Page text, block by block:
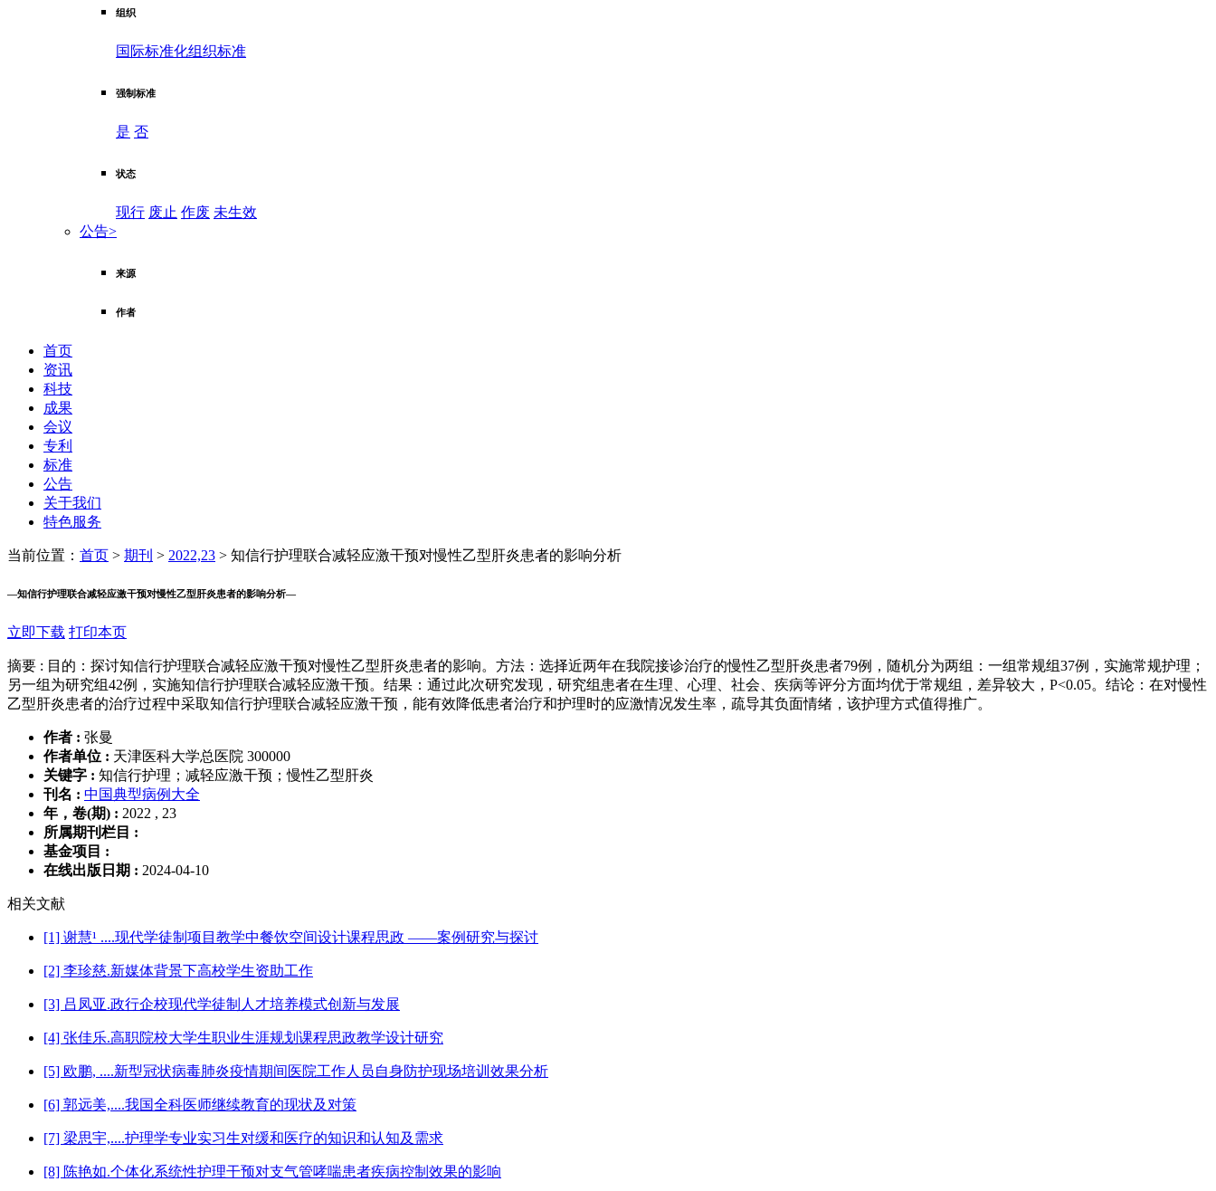
组织
国际标准化组织标准
强制标准
是 否
状态
现行 废止 作废 未生效
公告>
来源
作者
首页
资讯
科技
成果
会议
专利
标准
公告
关于我们
特色服务
当前位置： 首页 > 期刊 > 2022,23 > 知信行护理联合减轻应激干预对慢性乙型肝炎患者的影响分析
—知信行护理联合减轻应激干预对慢性乙型肝炎患者的影响分析—
立即下载 打印本页
摘要 : 目的：探讨知信行护理联合减轻应激干预对慢性乙型肝炎患者的影响。方法：选择近两年在我院接诊治疗的慢性乙型肝炎患者79例，随机分为两组：一组常规组37例，实施常规护理；
另一组为研究组42例，实施知信行护理联合减轻应激干预。结果：通过此次研究发现，研究组患者在生理、心理、社会、疾病等评分方面均优于常规组，差异较大，P<0.05。结论：在对慢性
乙型肝炎患者的治疗过程中采取知信行护理联合减轻应激干预，能有效降低患者治疗和护理时的应激情况发生率，疏导其负面情绪，该护理方式值得推广。
作者 : 张曼
作者单位 : 天津医科大学总医院 300000
关键字 : 知信行护理；减轻应激干预；慢性乙型肝炎
刊名 : 中国典型病例大全
年，卷(期) : 2022 , 23
所属期刊栏目 :
基金项目 :
在线出版日期 : 2024-04-10
相关文献
[1] 谢慧¹ ....现代学徒制项目教学中餐饮空间设计课程思政 ——案例研究与探讨
[2] 李珍慈.新媒体背景下高校学生资助工作
[3] 吕凤亚.政行企校现代学徒制人才培养模式创新与发展
[4] 张佳乐.高职院校大学生职业生涯规划课程思政教学设计研究
[5] 欧鹏, ....新型冠状病毒肺炎疫情期间医院工作人员自身防护现场培训效果分析
[6] 郭远美,....我国全科医师继续教育的现状及对策
[7] 梁思宇,....护理学专业实习生对缓和医疗的知识和认知及需求
[8] 陈艳如.个体化系统性护理干预对支气管哮喘患者疾病控制效果的影响